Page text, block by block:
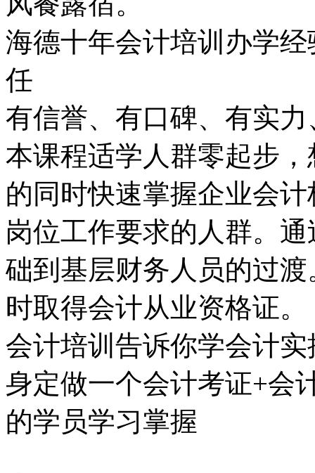
海德十年会计培训办学
任
有信誉、有口碑、有实
本课程适学人群零起步
的同时快速掌握企业会
岗位工作要求的人群。
础到基层财务人员的过
时取得会计从业资格证。
会计培训告诉你学会计
身定做一个会计考证+会
的学员学习掌握